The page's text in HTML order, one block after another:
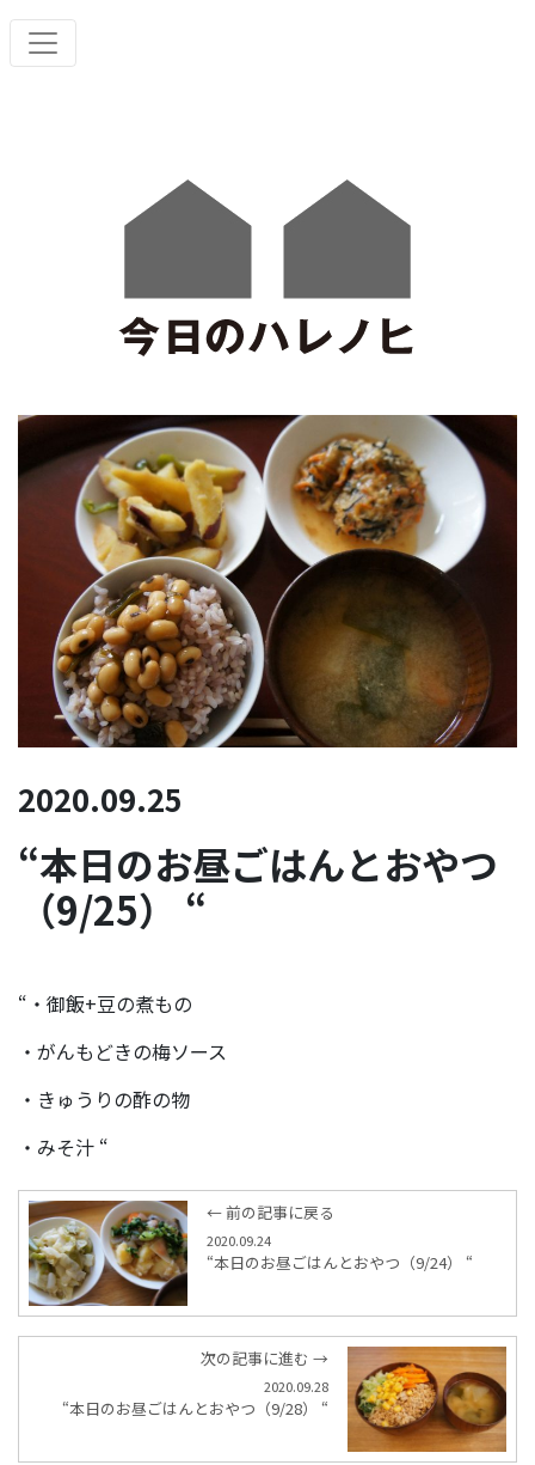
2020.09.25
“本日のお昼ごはんとおやつ
（9/25） “
“・御飯+豆の煮もの
・がんもどきの梅ソース
・きゅうりの酢の物
・みそ汁 “
← 前の記事に戻る
2020.09.24
“本日のお昼ごはんとおやつ（9/24） “
次の記事に進む →
2020.09.28
“本日のお昼ごはんとおやつ（9/28） “